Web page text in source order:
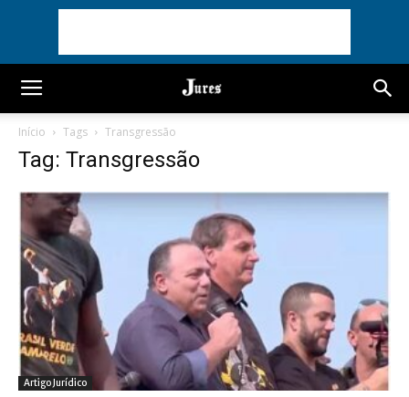
Início Tags Transgressão
Tag: Transgressão
Artigo Jurídico